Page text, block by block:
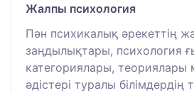
Жалпы психология
Пән психикалық әрекеттің
заңдылықтары, психология
категориялары, теориялары
әдістері туралы білімдердің